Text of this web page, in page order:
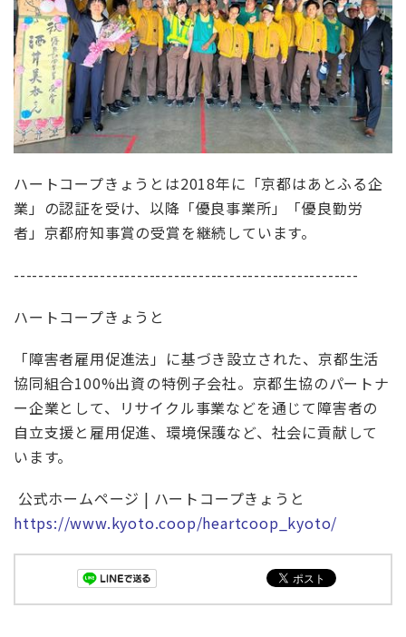
ハートコープきょうとは2018年に「京都はあとふる企
業」の認証を受け、以降「優良事業所」「優良勤労
者」京都府知事賞の受賞を継続しています。
--------------------------------------------------------
ハートコープきょうと
「障害者雇用促進法」に基づき設立された、京都生活
協同組合100%出資の特例子会社。京都生協のパートナ
ー企業として、リサイクル事業などを通じて障害者の
自立支援と雇用促進、環境保護など、社会に貢献して
います。
公式ホームページ | ハートコープきょうと
https://www.kyoto.coop/heartcoop_kyoto/